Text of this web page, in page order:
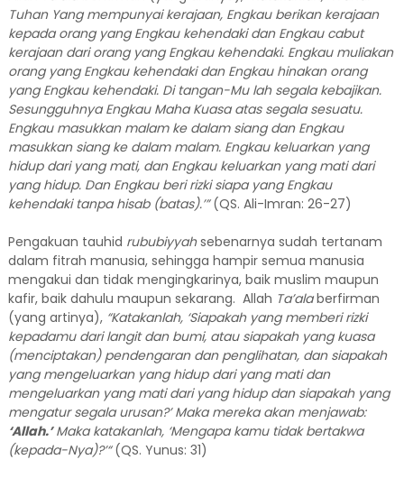
Tuhan Yang mempunyai kerajaan, Engkau berikan kerajaan
kepada orang yang Engkau kehendaki dan Engkau cabut
kerajaan dari orang yang Engkau kehendaki. Engkau muliakan
orang yang Engkau kehendaki dan Engkau hinakan orang
yang Engkau kehendaki. Di tangan-Mu lah segala kebajikan.
Sesungguhnya Engkau Maha Kuasa atas segala sesuatu.
Engkau masukkan malam ke dalam siang dan Engkau
masukkan siang ke dalam malam. Engkau keluarkan yang
hidup dari yang mati, dan Engkau keluarkan yang mati dari
yang hidup. Dan Engkau beri rizki siapa yang Engkau
kehendaki tanpa hisab (batas).’” (QS. Ali-Imran: 26-27)
Pengakuan tauhid rububiyyahsebenarnya sudah tertanam
dalam fitrah manusia, sehingga hampir semua manusia
mengakui dan tidak mengingkarinya, baik muslim maupun
kafir, baik dahulu maupun sekarang. Allah Ta’alaberfirman
(yang artinya), “Katakanlah, ‘Siapakah yang memberi rizki
kepadamu dari langit dan bumi, atau siapakah yang kuasa
(menciptakan) pendengaran dan penglihatan, dan siapakah
yang mengeluarkan yang hidup dari yang mati dan
mengeluarkan yang mati dari yang hidup dan siapakah yang
mengatur segala urusan?’ Maka mereka akan menjawab:
‘Allah.’Maka katakanlah, ‘Mengapa kamu tidak bertakwa
(kepada-Nya)?’“(QS. Yunus: 31)